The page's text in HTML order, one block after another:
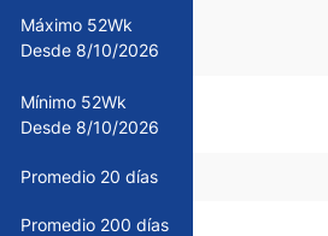
Materias Primas
Máximo 52Wk
Desde 8/10/2026
Mínimo 52Wk
Desde 8/10/2026
Promedio 20 días
Promedio 200 días